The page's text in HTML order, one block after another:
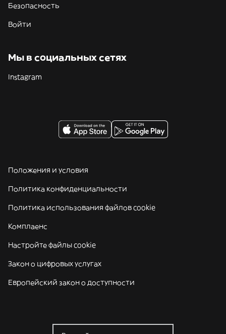
Безопасность
Войти
Мы в социальных сетях
Instagram
Положения и условия
Политика конфиденциальности
Политика использования файлов cookie
Комплаенс
Настройте файлы cookie
Закон о цифровых услугах
Европейский закон о доступности